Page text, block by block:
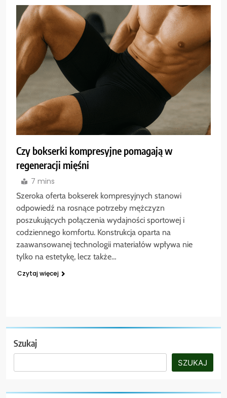
Czy bokserki kompresyjne pomagają w
regeneracji mięśni
7 mins
Szeroka oferta bokserek kompresyjnych stanowi
odpowiedź na rosnące potrzeby mężczyzn
poszukujących połączenia wydajności sportowej i
codziennego komfortu. Konstrukcja oparta na
zaawansowanej technologii materiałów wpływa nie
tylko na estetykę, lecz także…
Czytaj więcej
Szukaj
SZUKAJ